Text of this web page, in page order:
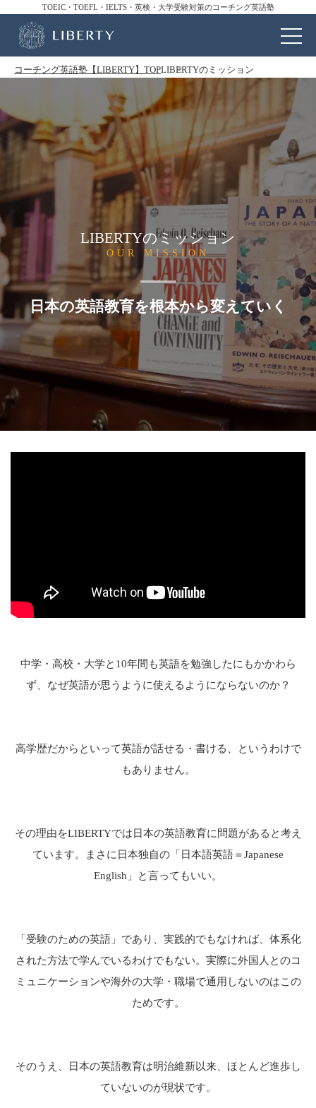
TOEIC・TOEFL・IELTS・英検・大学受験対策のコーチング英語塾
コーチング英語塾【LIBERTY】TOPLIBERTYのミッション
LIBERTYのミッション
OUR MISSION
日本の英語教育を根本から変えていく
中学・高校・大学と10年間も英語を勉強したにもかかわら
ず、 なぜ英語が思うように使えるようにならないのか？
高学歴だからといって英語が話せる・書ける、というわけで
もありません。
その理由をLIBERTYでは日本の英語教育に問題があると考え
ています。
まさに日本独自の「日本語英語＝Japanese
English」と言ってもいい。
「受験のための英語」であり、実践的でもなければ、体系化
された方法で学んでいるわけでもない。 実際に外国人とのコ
ミュニケーションや海外の大学・職場で通用しないのはこの
ためです。
そのうえ、日本の英語教育は明治維新以来、ほとんど進歩し
ていないのが現状です。